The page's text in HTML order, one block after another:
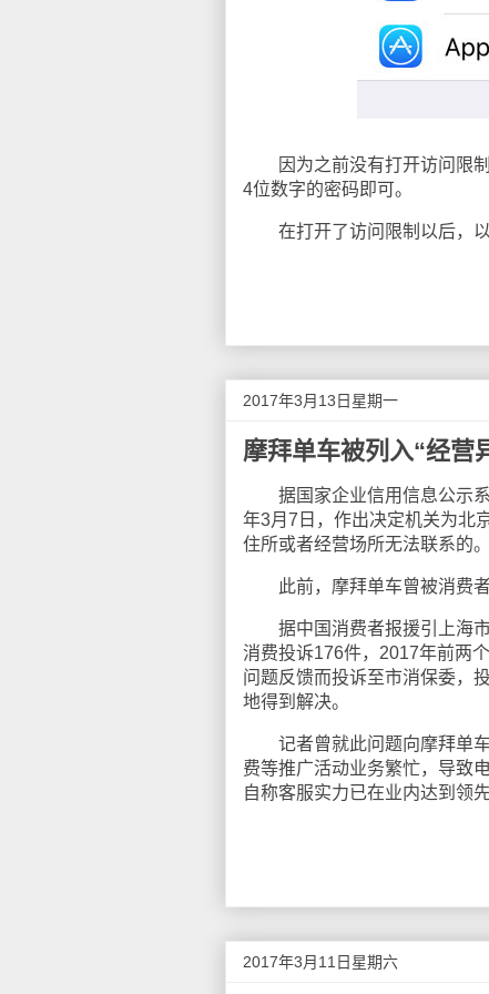
因为之前没有打开访问限制
4位数字的密码即可。
在打开了访问限制以后，以
2017年3月13日星期一
摩拜单车被列入“经营
据国家企业信用信息公示系
年3月7日，作出决定机关为北
住所或者经营场所无法联系的。
此前，摩拜单车曾被消费者
据中国消费者报援引上海市
消费投诉176件，2017年前两
问题反馈而投诉至市消保委，
地得到解决。
记者曾就此问题向摩拜单车
费等推广活动业务繁忙，导致
自称客服实力已在业内达到领先
2017年3月11日星期六